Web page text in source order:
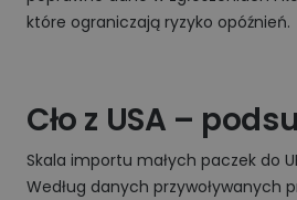
które ograniczają ryzyko opóźnień.
Cło z USA –
Skala importu małych paczek do
Według danych przywoływanych